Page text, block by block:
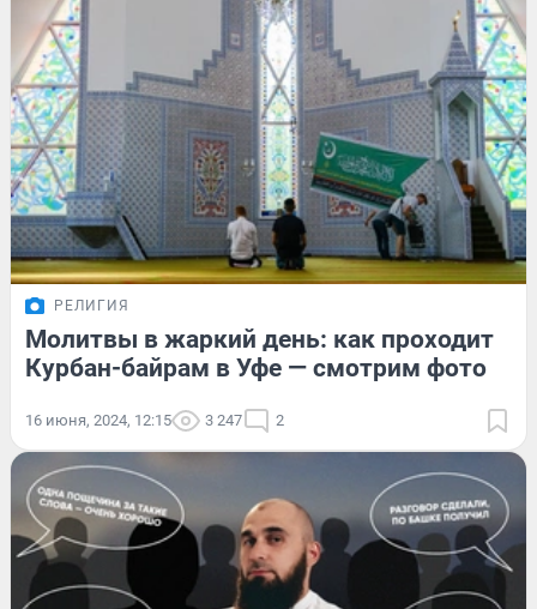
РЕЛИГИЯ
Молитвы в жаркий день: как проходит
Курбан-байрам в Уфе — смотрим фото
16 июня, 2024, 12:15 3 247 2